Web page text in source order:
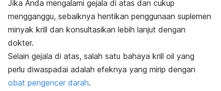
Jika Anda mengalami gejala di atas dan cukup
mengganggu, sebaiknya hentikan penggunaan suplemen
minyak krill dan konsultasikan lebih lanjut dengan
dokter.
Selain gejala di atas, salah satu bahaya krill oil yang
perlu diwaspadai adalah efeknya yang mirip dengan
obat pengencer darah.